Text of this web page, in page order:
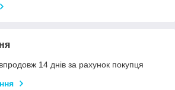
14 днів за рахунок покупця